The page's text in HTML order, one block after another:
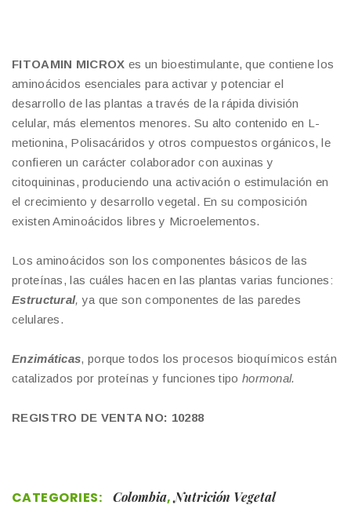
FITOAMIN MICROX es un bioestimulante, que contiene los
aminoácidos esenciales para activar y potenciar el
desarrollo de las plantas a través de la rápida división
celular, más elementos menores. Su alto contenido en L-
metionina, Polisacáridos y otros compuestos orgánicos, le
confieren un carácter colaborador con auxinas y
citoquininas, produciendo una activación o estimulación en
el crecimiento y desarrollo vegetal. En su composición
existen Aminoácidos libres y Microelementos.
Los aminoácidos son los componentes básicos de las
proteínas, las cuáles hacen en las plantas varias funciones:
Estructural, ya que son componentes de las paredes
celulares.
Enzimáticas, porque todos los procesos bioquímicos están
catalizados por proteínas y funciones tipo hormonal.
REGISTRO DE VENTA NO: 10288
CATEGORIES: Colombia,Nutrición Vegetal